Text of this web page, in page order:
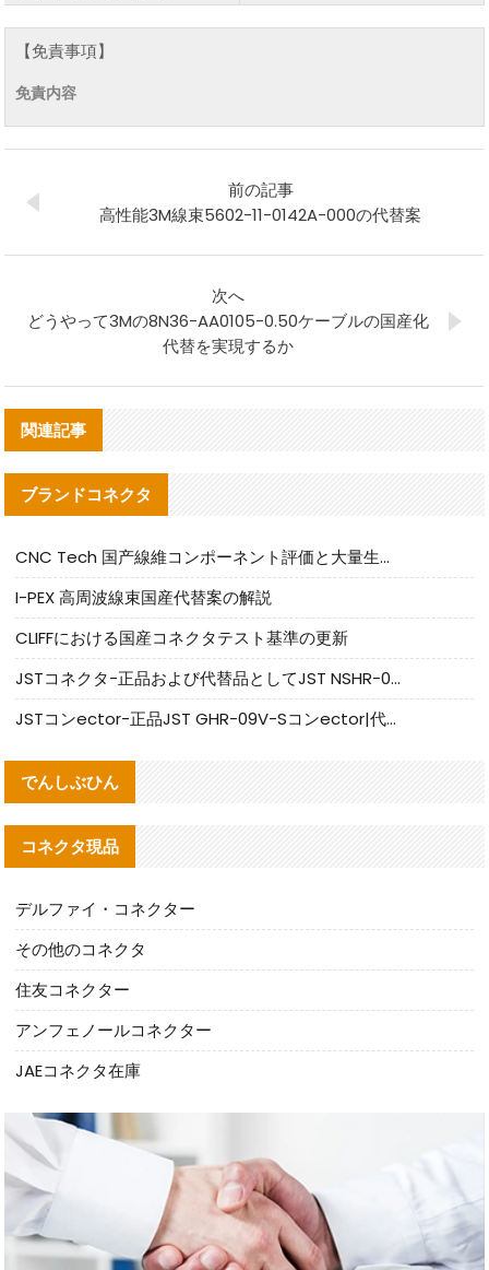
【免責事項】
免責内容
前の記事
高性能3M線束5602-11-0142A-000の代替案
次へ
どうやって3Mの8N36-AA0105-0.50ケーブルの国産化
代替を実現するか
関連記事
ブランドコネクタ
CNC Tech 国产線維コンポーネント評価と大量生産適合ガイド
I-PEX 高周波線束国産代替案の解説
CLIFFにおける国産コネクタテスト基準の更新
JSTコネクタ-正品および代替品としてJST NSHR-02V-Sコネクタを提供します
JSTコンector-正品JST GHR-09V-Sコンector|代替品提供
でんしぶひん
コネクタ現品
デルファイ・コネクター
その他のコネクタ
住友コネクター
アンフェノールコネクター
JAEコネクタ在庫